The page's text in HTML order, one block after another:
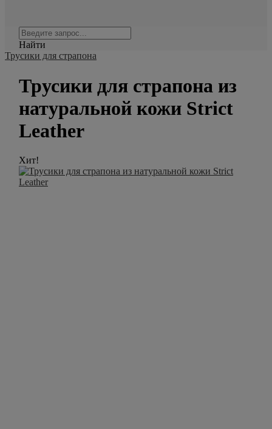
Найти
Трусики для страпона
Трусики для страпона из
натуральной кожи Strict
Leather
Хит!